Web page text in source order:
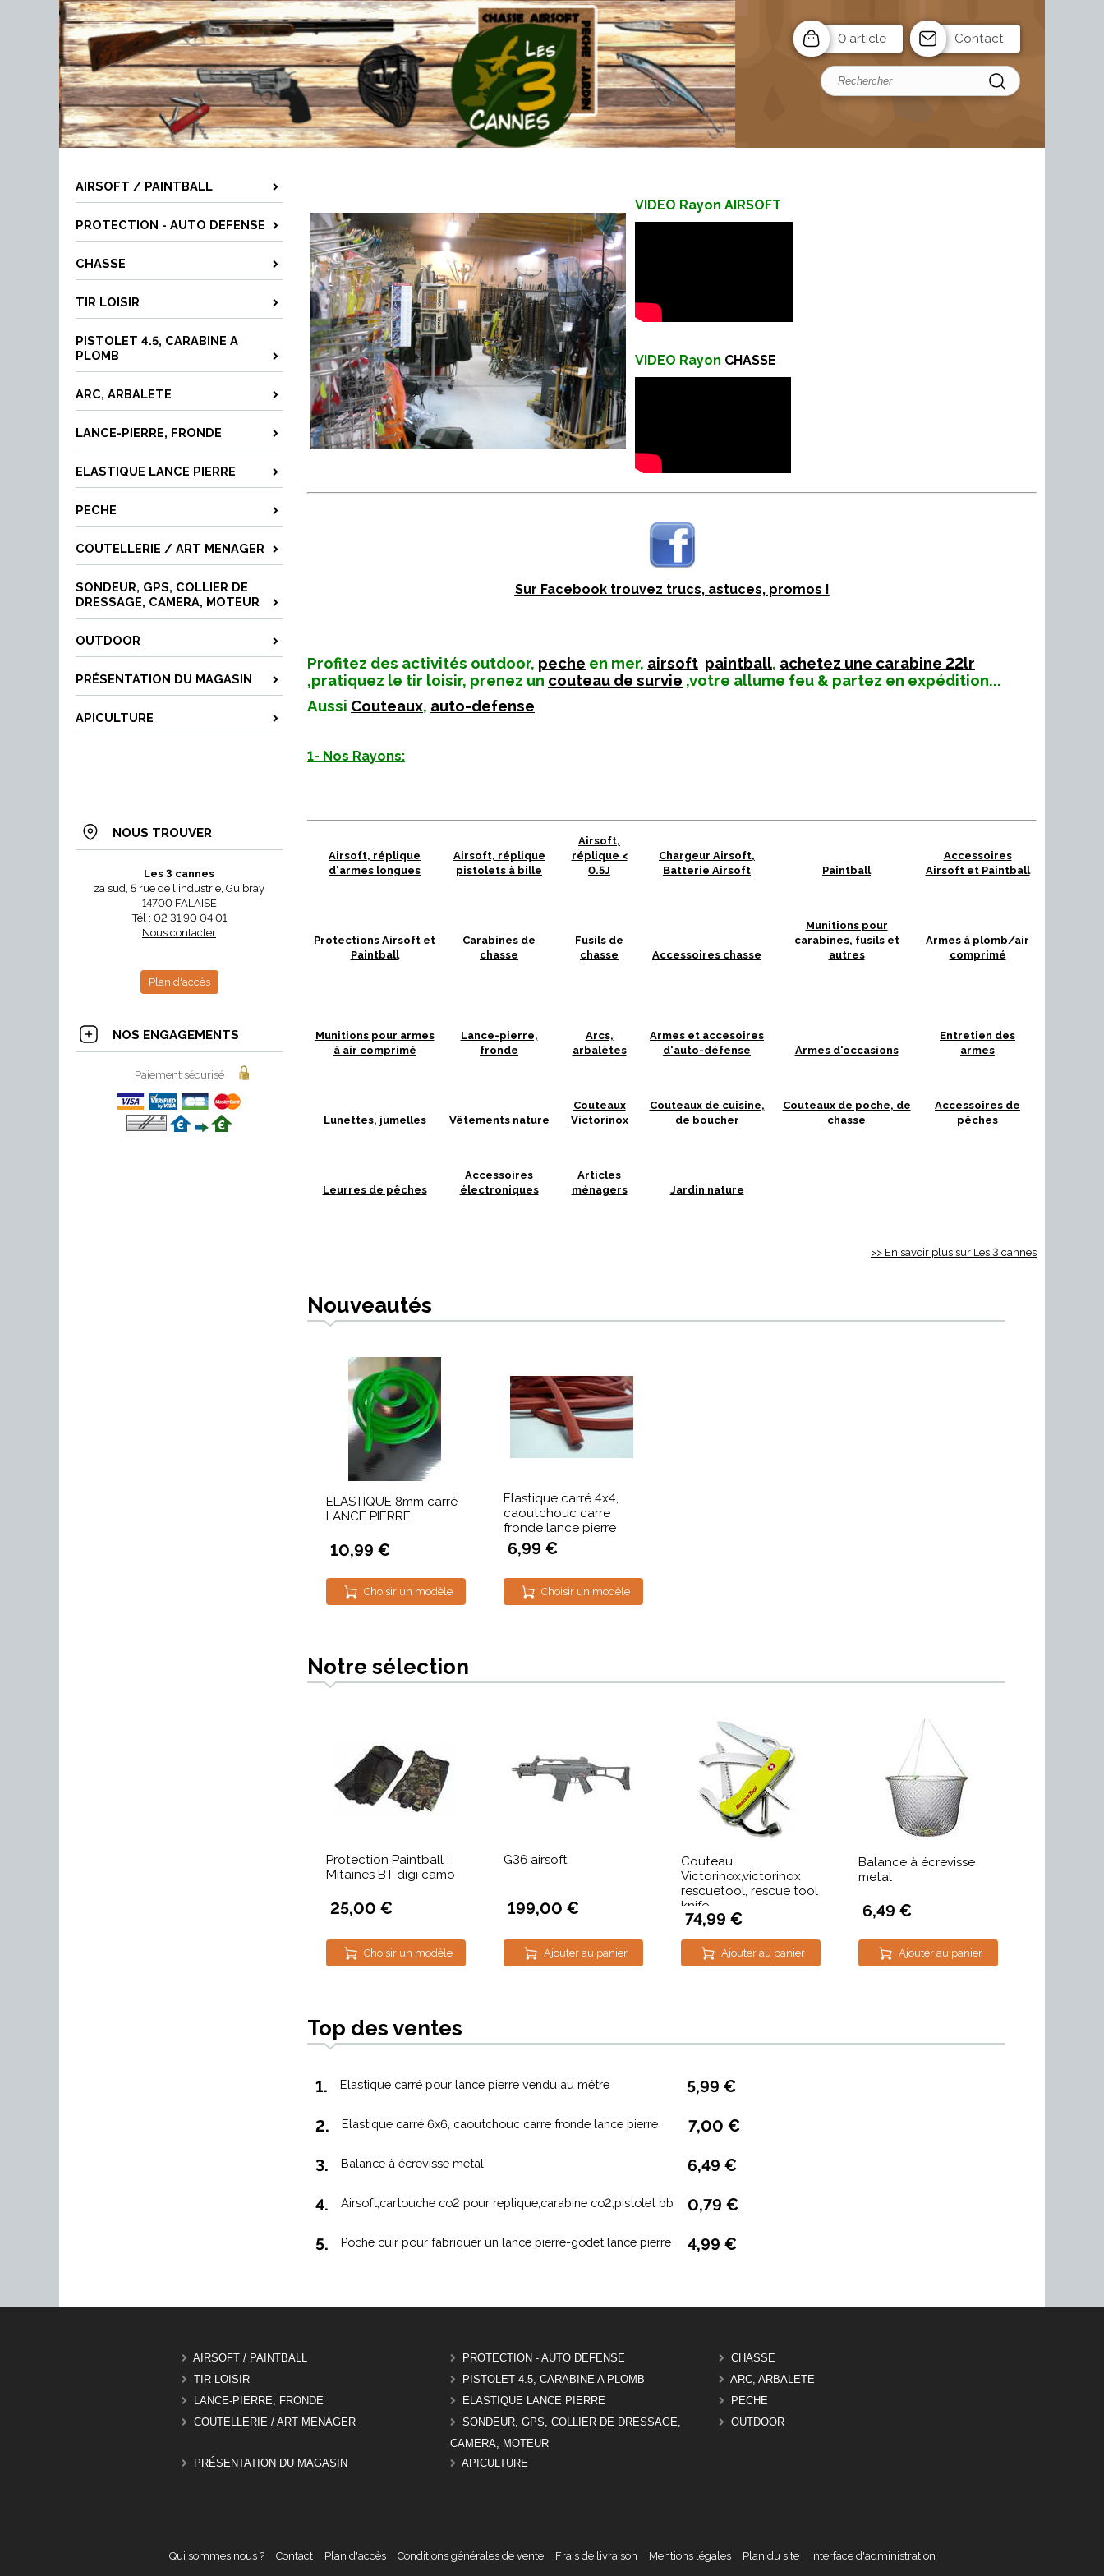
0 article Contact
AIRSOFT / PAINTBALL
PROTECTION - AUTO DEFENSE
CHASSE
TIR LOISIR
PISTOLET 4.5, CARABINE A
PLOMB
ARC, ARBALETE
LANCE-PIERRE, FRONDE
ELASTIQUE LANCE PIERRE
PECHE
COUTELLERIE / ART MENAGER
SONDEUR, GPS, COLLIER DE
DRESSAGE, CAMERA, MOTEUR
OUTDOOR
PRÉSENTATION DU MAGASIN
APICULTURE
NOUS TROUVER
Les 3 cannes
za sud, 5 rue de l'industrie, Guibray
14700 FALAISE
Tél : 02 31 90 04 01
Nous contacter
Plan d'accès
NOS ENGAGEMENTS
Paiement sécurisé
VIDEO Rayon AIRSOFT
VIDEO Rayon CHASSE
Sur Facebook trouvez trucs, astuces, promos !
Profitez des activités outdoor, peche en mer, airsoft paintball, achetez une carabine 22lr
,pratiquez le tir loisir, prenez un couteau de survie ,votre allume feu & partez en expédition...
Aussi Couteaux, auto-defense
1- Nos Rayons:
Airsoft, réplique
d'armes longues
Airsoft, réplique
pistolets à bille
Airsoft,
réplique <
0.5J
Chargeur Airsoft,
Batterie Airsoft
Paintball
Accessoires
Airsoft et Paintball
Protections Airsoft et
Paintball
Carabines de
chasse
Fusils de
chasse
Accessoires chasse
Munitions pour
carabines, fusils et
autres
Armes à plomb/air
comprimé
Munitions pour armes
à air comprimé
Lance-pierre,
fronde
Arcs,
arbalètes
Armes et accesoires
d'auto-défense
Armes d'occasions
Entretien des
armes
Lunettes, jumelles Vêtements nature
Couteaux
Victorinox
Couteaux de cuisine,
de boucher
Couteaux de poche, de
chasse
Accessoires de
pêches
Leurres de pêches
Accessoires
électroniques
Articles
ménagers
Jardin nature
>> En savoir plus sur Les 3 cannes
Nouveautés
ELASTIQUE 8mm carré
LANCE PIERRE
10,99 €
Choisir un modèle
Elastique carré 4x4,
caoutchouc carre
fronde lance pierre
6,99 €
Choisir un modèle
Notre sélection
Protection Paintball :
Mitaines BT digi camo
25,00 €
Choisir un modèle
G36 airsoft
199,00 €
Ajouter au panier
Couteau
Victorinox,victorinox
rescuetool, rescue tool
knife
74,99 €
Ajouter au panier
Balance à écrevisse
metal
6,49 €
Ajouter au panier
Top des ventes
1. Elastique carré pour lance pierre vendu au métre 5,99 €
2. Elastique carré 6x6, caoutchouc carre fronde lance pierre 7,00 €
3. Balance à écrevisse metal 6,49 €
4. Airsoft,cartouche co2 pour replique,carabine co2,pistolet bb 0,79 €
5. Poche cuir pour fabriquer un lance pierre-godet lance pierre 4,99 €
AIRSOFT / PAINTBALL PROTECTION - AUTO DEFENSE
CHASSE
TIR LOISIR
PISTOLET 4.5, CARABINE A PLOMB
ARC, ARBALETE
LANCE-PIERRE, FRONDE
ELASTIQUE LANCE PIERRE
PECHE
COUTELLERIE / ART MENAGER
SONDEUR, GPS, COLLIER DE DRESSAGE,
CAMERA, MOTEUR
OUTDOOR
PRÉSENTATION DU MAGASIN APICULTURE
Qui sommes nous ? Contact Plan d'accès Conditions générales de vente Frais de livraison Mentions légales Plan du site Interface d'administration